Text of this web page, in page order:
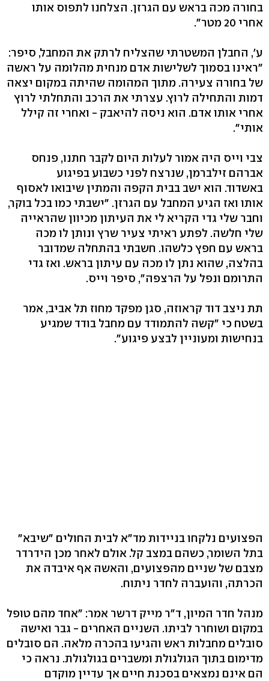
בחורה מכה בראש עם הגרזן. הצלחנו לתפוס אותו
אחרי 20 מטר".
ע', החבלן המשטרתי שהצליח לרתק את המחבל, סיפר:
"ראינו בסמוך לשלישות אדם מנחית מהלומה על ראשה
של בחורה צעירה. מתוך המהומה שהיתה במקום יצאה
דמות והתחילה לרוץ. עצרתי את הרכב והתחלתי לרוץ
אחרי אותו אדם. הוא ניסה להיאבק - ואחרי זה קילל
אותי".
צבי וייס היה אמור לעלות היום לקבר חתנו, פנחס
אברהם זילברמן, שנרצח לפני כשבוע בפיגוע
באשדוד. הוא ישב בבית הקפה והמתין שיבואו לאסוף
אותו ואז הגיע המחבל עם הגרזן. "ישבתי כמו בכל בוקר,
וחבר שלי גדי הקריא לי את העיתון מכיוון שהראייה
שלי חלשה. לפתע ראיתי צעיר שרץ ונותן לו מכה
בראש עם חפץ כלשהו. חשבתי בהתחלה שמדובר
בהלצה, שהוא נתן לו מכה עם עיתון בראש. ואז גדי
התרומם ונפל על הרצפה", סיפר וייס.
תת ניצב דוד קראוזה, סגן מפקד מחוז תל אביב, אמר
בשטח כי "קשה להתמודד עם מחבל בודד שמגיע
בנחישות ומעוניין לבצע פיגוע".
הפצועים נלקחו בניידות מד"א לבית החולים "שיבא"
בתל השומר, כשהם במצב קל. אולם לאחר מכן הידרדר
מצבם של שניים מהפצועים, והאשה אף איבדה את
הכרתה, והועברה לחדר ניתוח.
מנהל חדר המיון, ד"ר מייק דרשר אמר: "אחד מהם טופל
במקום ושוחרר לביתו. השניים האחרים - גבר ואישה
סובלים מחבלות ראש והגיעו בהכרה מלאה. הם סובלים
מדימום בתוך הגולגולת ומשברים בגולגולת. נראה כי
הם אינם נמצאים בסכנת חיים אך עדיין מוקדם